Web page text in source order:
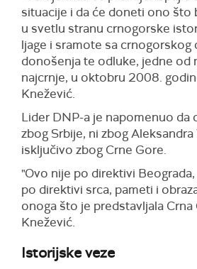
situacije i da će doneti ono što
u svetlu stranu crnogorske
ljage i sramote sa crnogorskog
donošenja te odluke, jedne od
najcrnje, u oktobru 2008.
Knežević.
Lider DNP-a je napomenuo da
zbog Srbije, ni zbog
isključivo zbog Crne Gore.
"Ovo nije po direktivi
po direktivi srca, pameti i
onoga što je predstavljala Crna
Knežević.
Istorijske veze